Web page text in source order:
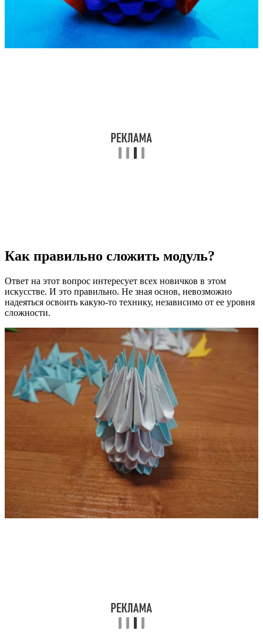
Как правильно сложить модуль?
Ответ на этот вопрос интересует всех новичков в этом
искусстве. И это правильно. Не зная основ, невозможно
надеяться освоить какую-то технику, независимо от ее уровня
сложности.